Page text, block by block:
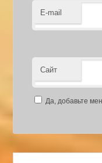
E-mail
Сайт
Да, добавьте